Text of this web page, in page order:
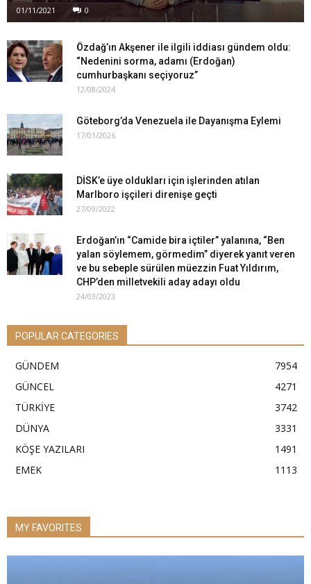
01/11/2021 0
Özdağ’ın Akşener ile ilgili iddiası gündem oldu:
“Nedenini sorma, adamı (Erdoğan)
cumhurbaşkanı seçiyoruz”
12/08/2024
Göteborg’da Venezuela ile Dayanışma Eylemi
17/01/2026
DİSK’e üye oldukları için işlerinden atılan
Marlboro işçileri direnişe geçti
27/09/2022
Erdoğan’ın “Camide bira içtiler” yalanına, “Ben
yalan söylemem, görmedim” diyerek yanıt veren
ve bu sebeple sürülen müezzin Fuat Yıldırım,
CHP’den milletvekili aday adayı oldu
24/03/2023
POPULAR CATEGORIES
GÜNDEM
7954
GÜNCEL
4271
TÜRKİYE
3742
DÜNYA
3331
KÖŞE YAZILARI
1491
EMEK
1113
MY FAVORITES